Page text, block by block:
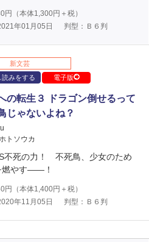
円（本体1,300円＋税）
年01月05日
判型：Ｂ６判
新文芸
読みをする
電子版
の転生３ ドラゴン倒せるって
じゃないよね？
トソウカ
不死の力！ 不死鳥、少女のため
燃やす――！
円（本体1,400円＋税）
年11月05日
判型：Ｂ６判